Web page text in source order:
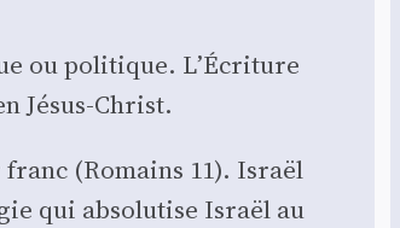
ou poli­tique. L’Écriture
Jésus-Christ.
franc (Romains 11). Israël
qui abso­lu­tise Israël au